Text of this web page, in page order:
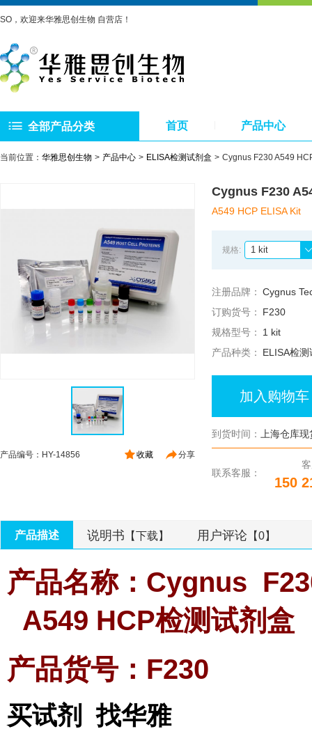
SO，欢迎来华雅思创生物 自营店！
全部产品分类 首页 产品中心
当前位置： 华雅思创生物 产品中心 ELISA检测试剂盒 Cygnus F230 A549
分享
收藏
产品编号：HY-14856
Cygnus F230
A549 HCP ELISA Kit
规格: 1 kit
注册品牌： Cygnus
订购货号：
F230
规格型号：
1 kit
产品种类：
ELISA检测
加入购物车
到货时间： 上海仓库
联系客服：
150
产品描述 说明书 【下载】 用户评论 【0】
产品名称：Cygnus
A549 HCP检测试剂
产品货号：F230
买试剂 找华雅